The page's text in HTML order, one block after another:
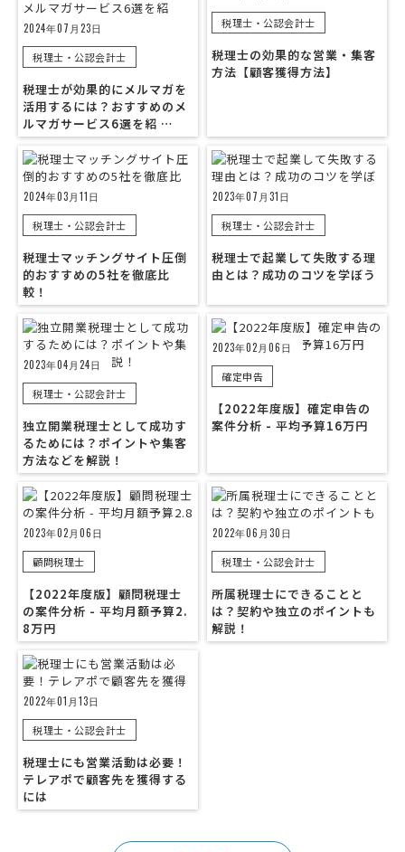
2024年07月23日
税理士・公認会計士
税理士が効果的にメルマガを
活用するには？おすすめのメ
ルマガサービス6選を紹 …
税理士・公認会計士
税理士の効果的な営業・集客
方法【顧客獲得方法】
2024年03月11日
税理士・公認会計士
税理士マッチングサイト圧倒
的おすすめの5社を徹底比
較！
2023年07月31日
税理士・公認会計士
税理士で起業して失敗する理
由とは？成功のコツを学ぼう
2023年04月24日
税理士・公認会計士
独立開業税理士として成功す
るためには？ポイントや集客
方法などを解説！
2023年02月06日
確定申告
【2022年度版】確定申告の
案件分析 - 平均予算16万円
2023年02月06日
顧問税理士
【2022年度版】顧問税理士
の案件分析 - 平均月額予算2.
8万円
2022年06月30日
税理士・公認会計士
所属税理士にできることと
は？契約や独立のポイントも
解説！
2022年01月13日
税理士・公認会計士
税理士にも営業活動は必要！
テレアポで顧客先を獲得する
には